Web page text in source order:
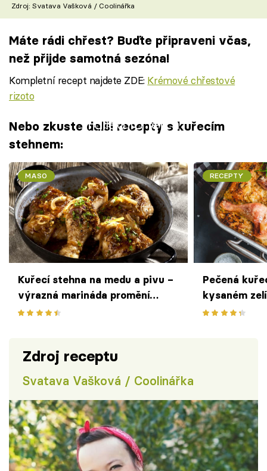
Zdroj: Svatava Vašková / Coolinářka
Máte rádi chřest? Buďte připraveni včas,
než přijde samotná sezóna!
Kompletní recept najdete ZDE: Krémové chřestové
rizoto
Failed to fetch
Nebo zkuste další recepty s kuřecím
stehnem:
MASO
Kuřecí stehna na medu a pivu –
výrazná marináda promění
jemné kuřecí maso v luxusní
RECEPTY
Pečená
kysaném
Zdroj receptu
Svatava Vašková / Coolinářka